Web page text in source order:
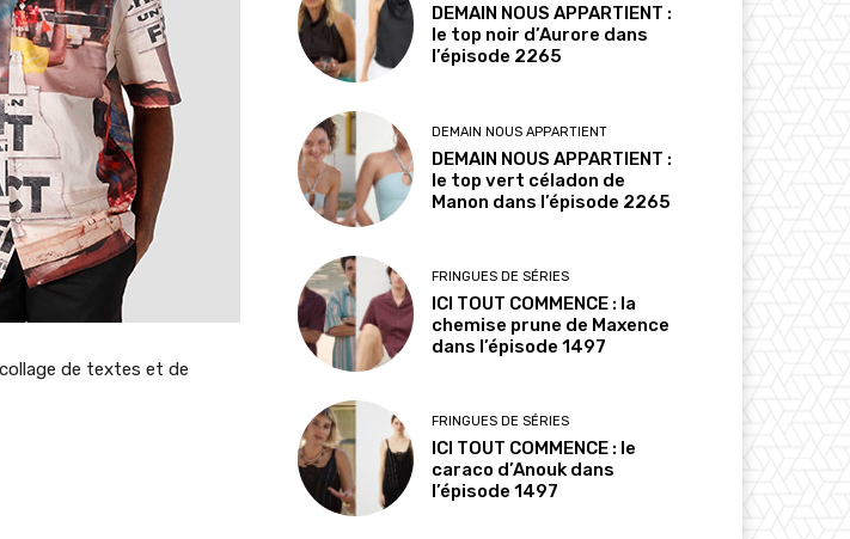
de textes et de
DEMAIN NOUS APPARTIENT :
le top noir d’Aurore dans
l’épisode 2265
DEMAIN NOUS APPARTIENT
DEMAIN NOUS APPARTIENT :
le top vert céladon de
Manon dans l’épisode 2265
FRINGUES DE SÉRIES
ICI TOUT COMMENCE : la
chemise prune de Maxence
dans l’épisode 1497
FRINGUES DE SÉRIES
ICI TOUT COMMENCE : le
caraco d’Anouk dans
l’épisode 1497